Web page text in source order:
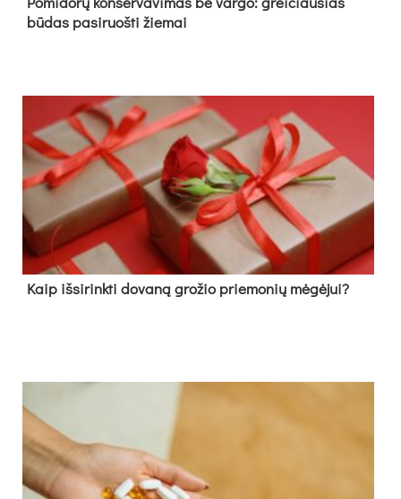
būdas pasiruošti žiemai
Kaip išsirinkti dovaną grožio priemonių mėgėjui?